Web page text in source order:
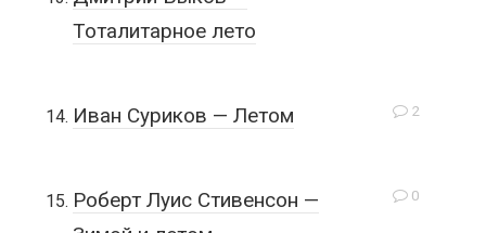
Тоталитарное лето
2
Иван Суриков — Летом
0
Роберт Луис Стивенсон —